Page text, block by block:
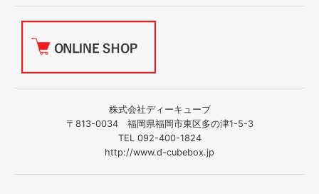
株式会社ディーキューブ
〒813-0034 福岡県福岡市東区多の津1-5-3
TEL 092-400-1824
http://www.d-cubebox.jp